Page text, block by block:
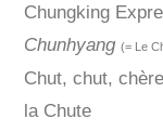
Chungking
Chunhyang (= Le
Chut, chut,
la Chute